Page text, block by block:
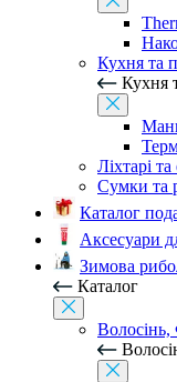
Кухня та
Кухня
Ліхтарі
Сумки та
Каталог
Аксесуари
Зимова
Каталог